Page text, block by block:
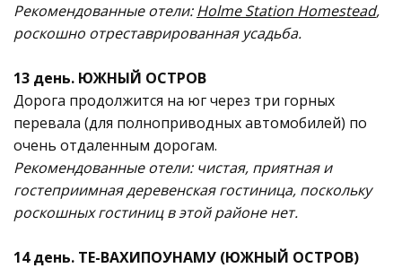
Рекомендованные отели:Holme Station Homestead,
роскошно отреставрированная усадьба.
13 день. ЮЖНЫЙ ОСТРОВ
Дорога продолжится на юг через три горных
перевала (для полноприводных автомобилей) по
очень отдаленным дорогам.
Рекомендованные отели: чистая, приятная и
гостеприимная деревенская гостиница, поскольку
роскошных гостиниц в этой районе нет.
14 день. ТЕ-ВАХИПОУНАМУ (ЮЖНЫЙ ОСТРОВ)